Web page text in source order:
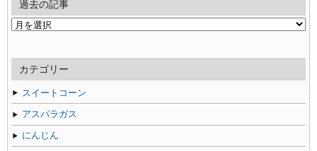
過去の記事
過
記
事
カテゴリー
スイートコーン
アスパラガス
にんじん